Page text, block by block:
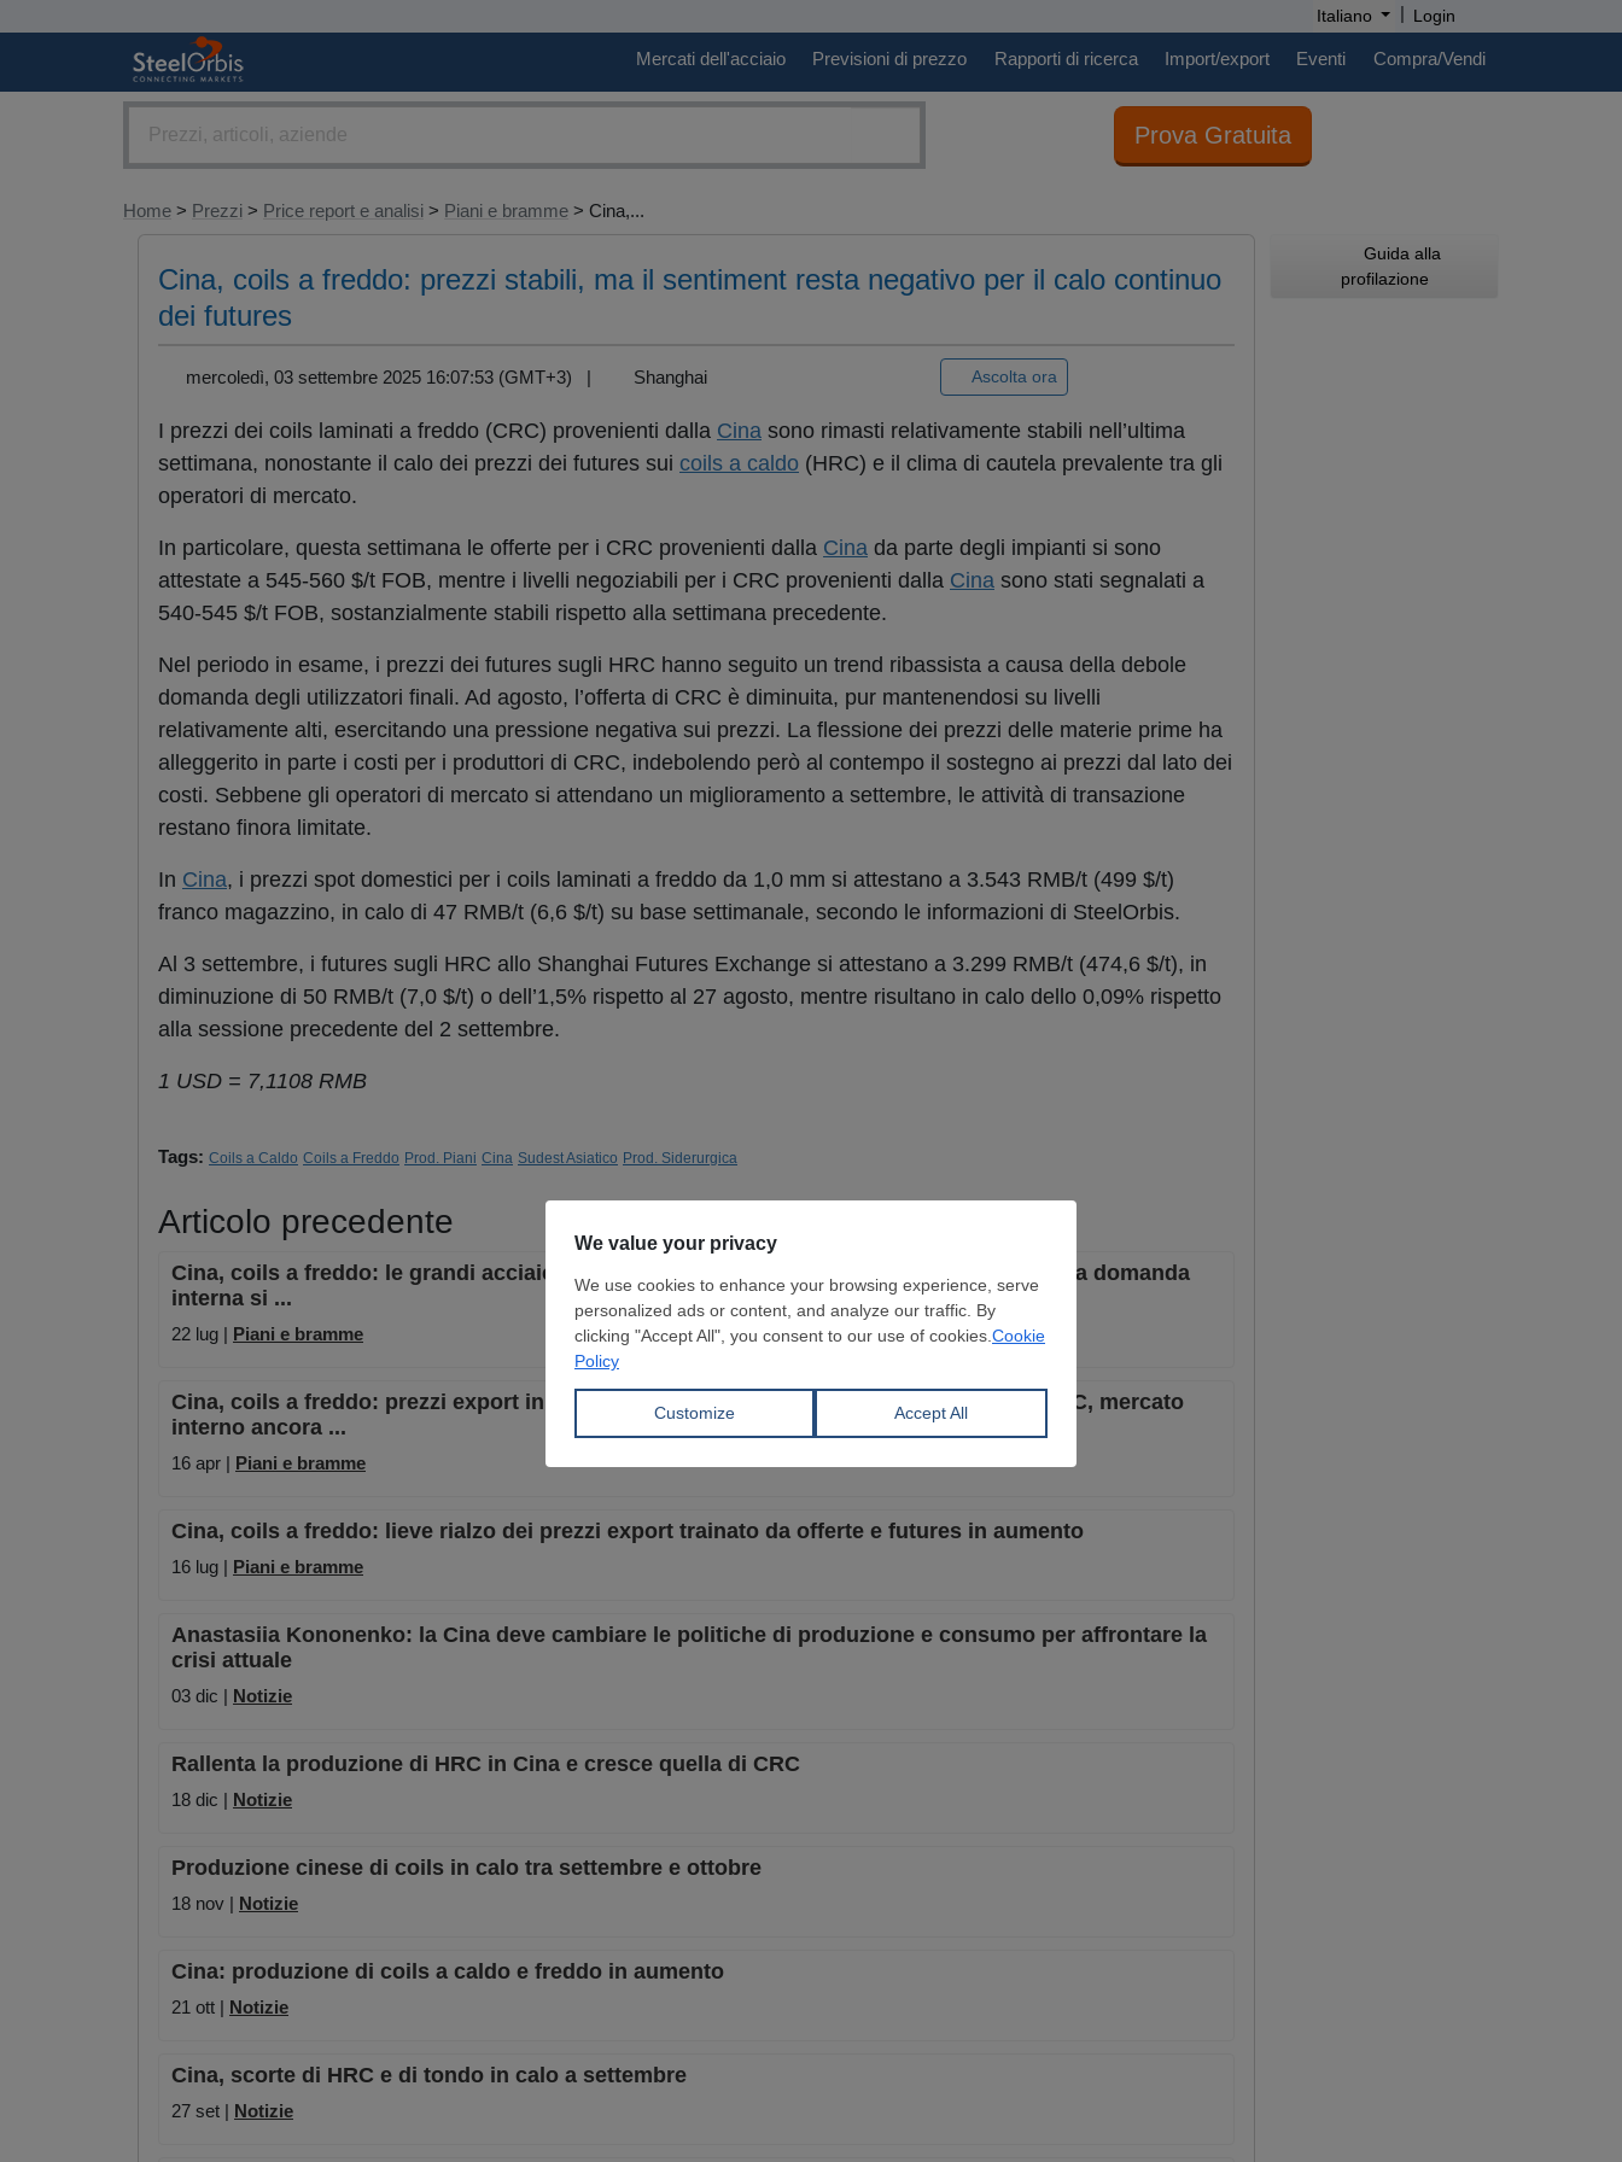
Italiano | Login
Mercati dell'acciaio Previsioni di prezzo Rapporti di ricerca Import/export Eventi Compra/Vendi
Prova Gratuita
Home > Prezzi > Price report e analisi > Piani e bramme > Cina,...
Cina, coils a freddo: prezzi stabili, ma il sentiment resta negativo per il calo continuo
dei futures
mercoledì, 03 settembre 2025 16:07:53 (GMT+3) | Shanghai Ascolta ora
I prezzi dei coils laminati a freddo (CRC) provenienti dalla Cina sono rimasti relativamente stabili nell’ultima
settimana, nonostante il calo dei prezzi dei futures sui coils a caldo (HRC) e il clima di cautela prevalente tra gli
operatori di mercato.
In particolare, questa settimana le offerte per i CRC provenienti dalla Cina da parte degli impianti si sono
attestate a 545-560 $/t FOB, mentre i livelli negoziabili per i CRC provenienti dalla Cina sono stati segnalati a
540-545 $/t FOB, sostanzialmente stabili rispetto alla settimana precedente.
Nel periodo in esame, i prezzi dei futures sugli HRC hanno seguito un trend ribassista a causa della debole
domanda degli utilizzatori finali. Ad agosto, l’offerta di CRC è diminuita, pur mantenendosi su livelli
relativamente alti, esercitando una pressione negativa sui prezzi. La flessione dei prezzi delle materie prime ha
alleggerito in parte i costi per i produttori di CRC, indebolendo però al contempo il sostegno ai prezzi dal lato dei
costi. Sebbene gli operatori di mercato si attendano un miglioramento a settembre, le attività di transazione
restano finora limitate.
In Cina, i prezzi spot domestici per i coils laminati a freddo da 1,0 mm si attestano a 3.543 RMB/t (499 $/t)
franco magazzino, in calo di 47 RMB/t (6,6 $/t) su base settimanale, secondo le informazioni di SteelOrbis.
Al 3 settembre, i futures sugli HRC allo Shanghai Futures Exchange si attestano a 3.299 RMB/t (474,6 $/t), in
diminuzione di 50 RMB/t (7,0 $/t) o dell’1,5% rispetto al 27 agosto, mentre risultano in calo dello 0,09% rispetto
alla sessione precedente del 2 settembre.
1 USD = 7,1108 RMB
Tags: Coils a Caldo Coils a Freddo Prod. Piani Cina Sudest Asiatico Prod. Siderurgica
Articolo precedente
Cina, coils a freddo: le grandi acciaierie riducono leggermente le offerte export mentre la domanda
interna si ...
22 lug | Piani e bramme
Cina, coils a freddo: prezzi export in lieve aumento con il sostegno dei futures sugli HRC, mercato
interno ancora ...
16 apr | Piani e bramme
Cina, coils a freddo: lieve rialzo dei prezzi export trainato da offerte e futures in aumento
16 lug | Piani e bramme
Anastasiia Kononenko: la Cina deve cambiare le politiche di produzione e consumo per affrontare la
crisi attuale
03 dic | Notizie
Rallenta la produzione di HRC in Cina e cresce quella di CRC
18 dic | Notizie
Produzione cinese di coils in calo tra settembre e ottobre
18 nov | Notizie
Cina: produzione di coils a caldo e freddo in aumento
21 ott | Notizie
Cina, scorte di HRC e di tondo in calo a settembre
27 set | Notizie
Guida alla
profilazione